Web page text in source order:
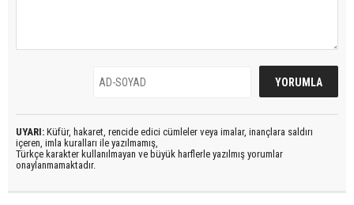
UYARI: Küfür, hakaret, rencide edici cümleler veya imalar, inançlara saldırı
içeren, imla kuralları ile yazılmamış,
Türkçe karakter kullanılmayan ve büyük harflerle yazılmış yorumlar
onaylanmamaktadır.